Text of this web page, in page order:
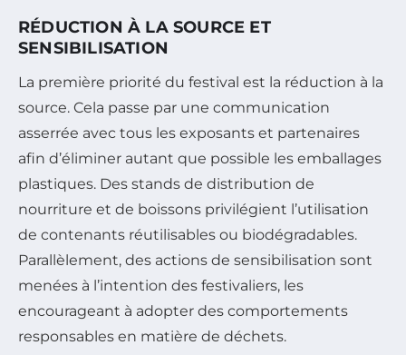
RÉDUCTION À LA SOURCE ET
SENSIBILISATION
La première priorité du festival est la réduction à la
source. Cela passe par une communication
asserrée avec tous les exposants et partenaires
afin d’éliminer autant que possible les emballages
plastiques. Des stands de distribution de
nourriture et de boissons privilégient l’utilisation
de contenants réutilisables ou biodégradables.
Parallèlement, des actions de sensibilisation sont
menées à l’intention des festivaliers, les
encourageant à adopter des comportements
responsables en matière de déchets.